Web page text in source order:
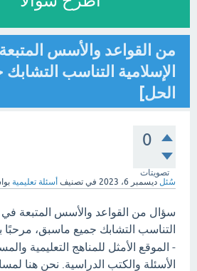
من القواعد والأسس
الإسلامية التناسب
الحل]
0
تصويتات
سُئل ديسمبر 6، 2023 في تصنيف أسئلة تعليمية
سؤال من القواعد والأسس المتبعة في
التناسب التشابك جميع ماسبق،
- الموقع الأمثل للمناهج التعليمية
الأسئلة والكتب الدراسية. نحن هنا